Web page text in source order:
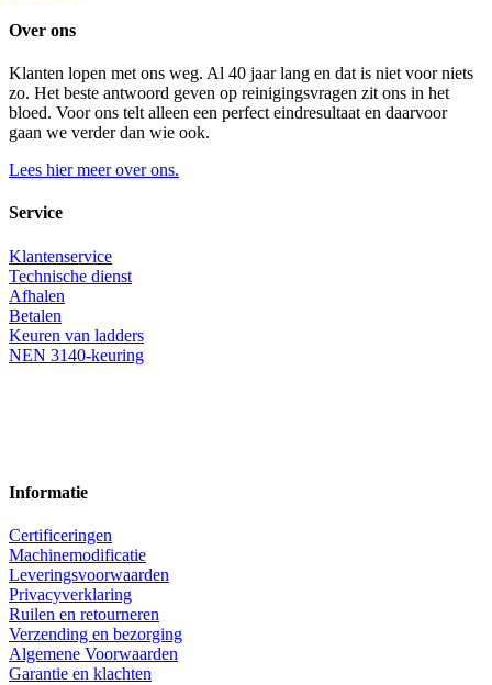
Over ons
Klanten lopen met ons weg. Al 40 jaar lang en dat is niet voor niets
zo. Het beste antwoord geven op reinigingsvragen zit ons in het
bloed. Voor ons telt alleen een perfect eindresultaat en daarvoor
gaan we verder dan wie ook.
Lees hier meer over ons.
Service
Klantenservice
Technische dienst
Afhalen
Betalen
Keuren van ladders
NEN 3140-keuring
Informatie
Certificeringen
Machinemodificatie
Leveringsvoorwaarden
Privacyverklaring
Ruilen en retourneren
Verzending en bezorging
Algemene Voorwaarden
Garantie en klachten